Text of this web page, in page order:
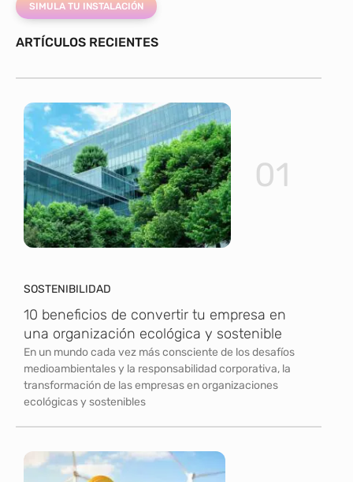
SIMULA TU INSTALACIÓN
ARTÍCULOS RECIENTES
01
SOSTENIBILIDAD
10 beneficios de convertir tu empresa en
una organización ecológica y sostenible
En un mundo cada vez más consciente de los desafíos
medioambientales y la responsabilidad corporativa, la
transformación de las empresas en organizaciones
ecológicas y sostenibles